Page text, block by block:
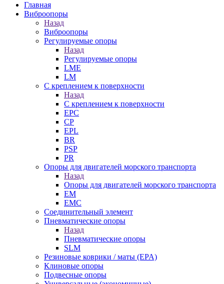
Главная
Виброопоры
Назад
Виброопоры
Регулируемые опоры
Назад
Регулируемые опоры
LME
LM
С креплением к поверхности
Назад
С креплением к поверхности
EPC
CP
EPL
BR
PSP
PR
Опоры для двигателей морского транспорта
Назад
Опоры для двигателей морского транспорта
EM
EMC
Cоединительный элемент
Пневматические опоры
Назад
Пневматические опоры
SLM
Резиновые коврики / маты (EPA)
Клиновые опоры
Подвесные опоры